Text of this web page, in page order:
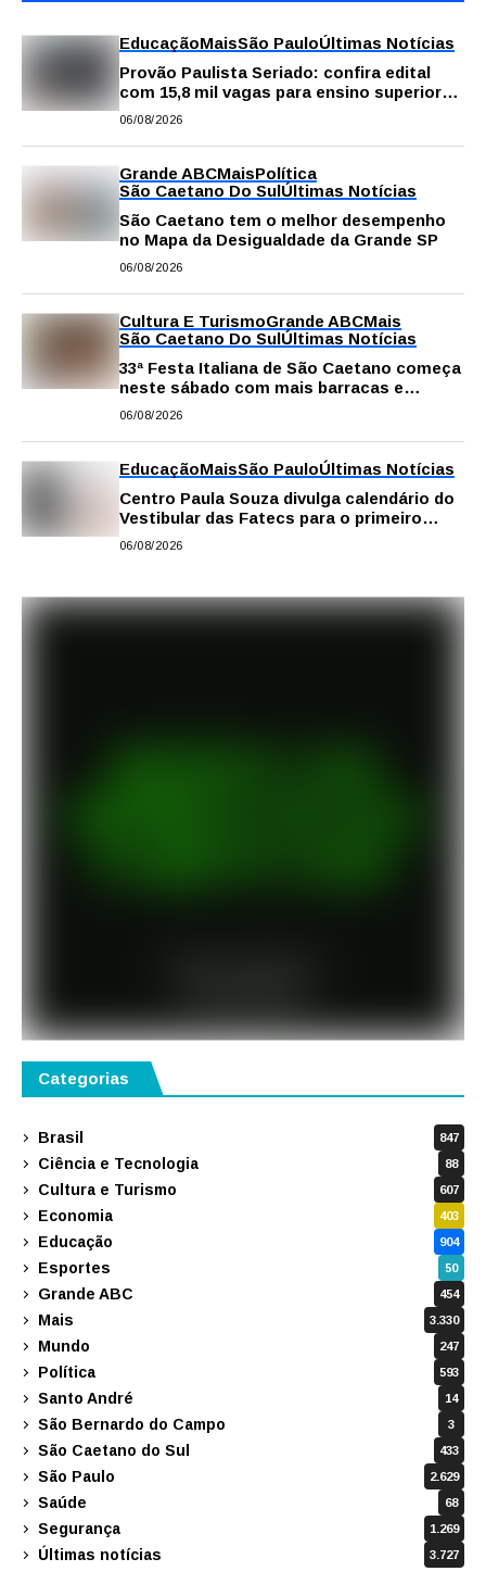
EducaçãoMaisSão PauloÚltimas Notícias
Provão Paulista Seriado: confira edital
com 15,8 mil vagas para ensino superior
público
06/08/2026
Grande ABCMaisPolítica
São Caetano Do SulÚltimas Notícias
São Caetano tem o melhor desempenho
no Mapa da Desigualdade da Grande SP
06/08/2026
Cultura E TurismoGrande ABCMais
São Caetano Do SulÚltimas Notícias
33ª Festa Italiana de São Caetano começa
neste sábado com mais barracas e
novidades em decoração e atrações
06/08/2026
EducaçãoMaisSão PauloÚltimas Notícias
Centro Paula Souza divulga calendário do
Vestibular das Fatecs para o primeiro
semestre de 2027
06/08/2026
Categorias
Brasil 847
Ciência e Tecnologia 88
Cultura e Turismo 607
Economia 403
Educação 904
Esportes 50
Grande ABC 454
Mais 3.330
Mundo 247
Política 593
Santo André 14
São Bernardo do Campo 3
São Caetano do Sul 433
São Paulo 2.629
Saúde 68
Segurança 1.269
Últimas notícias 3.727